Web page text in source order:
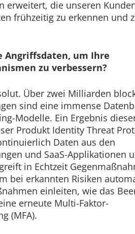
erweitert, die unseren
frühzeitig zu erkennen und
Angriffsdaten, um Ihre
zu verbessern?
Über zwei Milliarden
sind eine immense
Modelle. Ein Ergebnis
Produkt Identity Threat
Daten aus den
und SaaS-Applikationen
in Echtzeit
bei erkannten Risiken
einleiten, wie das
erneute Multi-Faktor-
(MFA).